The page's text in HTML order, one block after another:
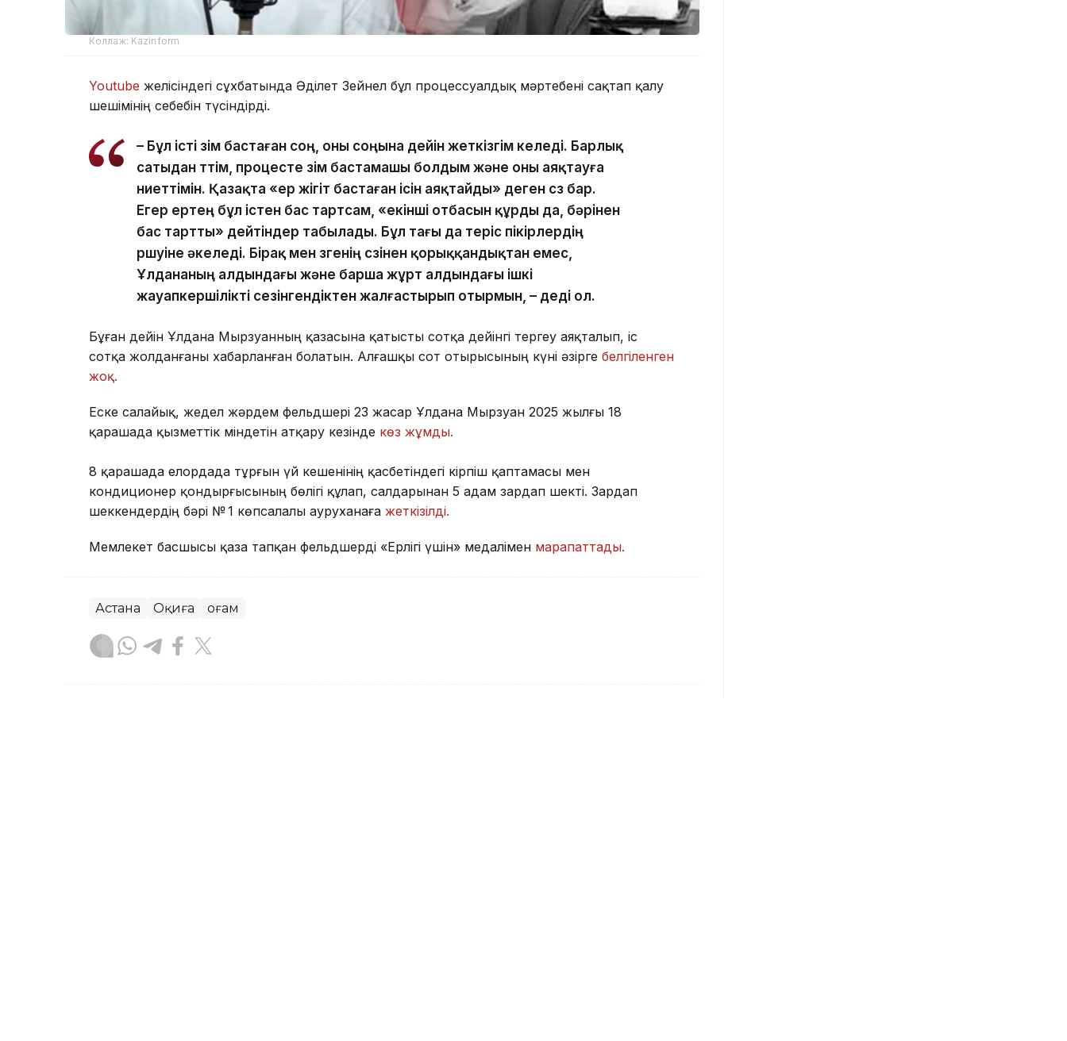
Коллаж: Kazinform
Youtube желісіндегі сұхбатында Әділет Зейнел бұл процессуалдық мәртебені сақтап қалу
шешімінің себебін түсіндірді.
– Бұл істі өзім бастаған соң, оны соңына дейін жеткізгім келеді. Барлық
сатыдан өттім, процесте өзім бастамашы болдым және оны аяқтауға
ниеттімін. Қазақта «ер жігіт бастаған ісін аяқтайды» деген сөз бар.
Егер ертең бұл істен бас тартсам, «екінші отбасын құрды да, бәрінен
бас тартты» дейтіндер табылады. Бұл тағы да теріс пікірлердің
өршуіне әкеледі. Бірақ мен өзгенің сөзінен қорыққандықтан емес,
Ұлдананың алдындағы және барша жұрт алдындағы ішкі
жауапкершілікті сезінгендіктен жалғастырып отырмын, – деді ол.
Бұған дейін Ұлдана Мырзуанның қазасына қатысты сотқа дейінгі тергеу аяқталып, іс
сотқа жолданғаны хабарланған болатын. Алғашқы сот отырысының күні әзірге белгіленген
жоқ.
Еске салайық, жедел жәрдем фельдшері 23 жасар Ұлдана Мырзуан 2025 жылғы 18
қарашада қызметтік міндетін атқару кезінде көз жұмды.
8 қарашада елордада тұрғын үй кешенінің қасбетіндегі кірпіш қаптамасы мен
кондиционер қондырғысының бөлігі құлап, салдарынан 5 адам зардап шекті. Зардап
шеккендердің бәрі № 1 көпсалалы ауруханаға жеткізілді.
Мемлекет басшысы қаза тапқан фельдшерді «Ерлігі үшін» медалімен марапаттады.
Астана Оқиға Қоғам